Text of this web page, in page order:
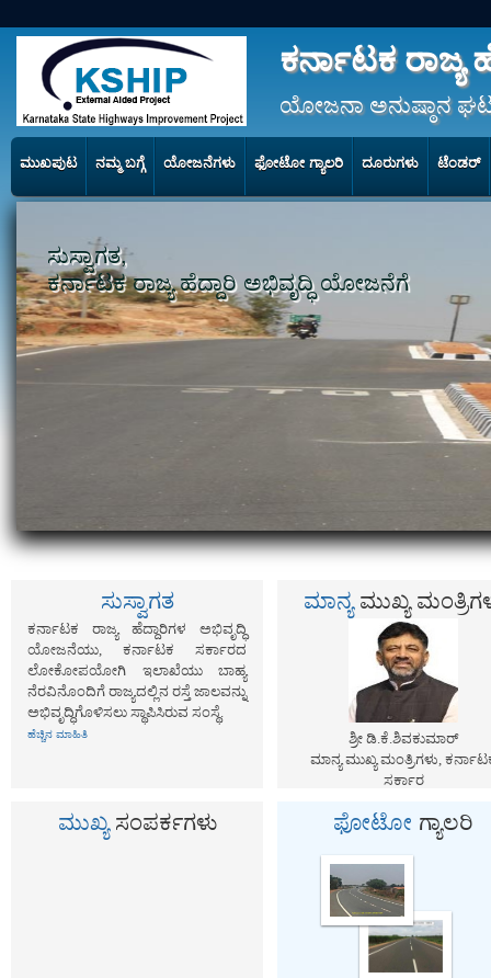
ಕರ್ನಾಟಕ ರಾಜ್ಯ
ಯೋಜನಾ ಅನುಷ್ಠಾನ
ಮುಖಪುಟ ನಮ್ಮ ಬಗ್ಗೆ ಯೋಜನೆಗಳು ಫೋಟೋ ಗ್ಯಾಲರಿ ದೂರುಗಳು ಟೆಂಡರ್
ಸುಸ್ವಾಗತ,
ಕರ್ನಾಟಕ ರಾಜ್ಯ ಹೆದ್ದಾರಿ ಅಭಿವೃದ್ಧಿ ಯೋಜನೆಗೆ
ಸುಸ್ವಾಗತ
ಕರ್ನಾಟಕ ರಾಜ್ಯ ಹೆದ್ದಾರಿಗಳ ಅಭಿವೃದ್ಧಿ
ಯೋಜನೆಯು, ಕರ್ನಾಟಕ ಸರ್ಕಾರದ
ಲೋಕೋಪಯೋಗಿ ಇಲಾಖೆಯು ಬಾಹ್ಯ
ನೆರವಿನೊಂದಿಗೆ ರಾಜ್ಯದಲ್ಲಿನ ರಸ್ತೆ ಜಾಲವನ್ನು
ಅಭಿವೃದ್ಧಿಗೊಳಿಸಲು ಸ್ಥಾಪಿಸಿರುವ ಸಂಸ್ಥೆ.
ಹೆಚ್ಚಿನ ಮಾಹಿತಿ
ಮಾನ್ಯಮುಖ್ಯ
ಶ್ರೀ ಡಿ.ಕೆ.ಶಿವಕುಮಾರ್‌
ಮಾನ್ಯ ಮುಖ್ಯ ಮಂತ್ರಿಗಳು,
ಸರ್ಕಾರ
ಮುಖ್ಯಸಂಪರ್ಕಗಳು ಫೋಟೋ ಗ್ಯಾಲರಿ